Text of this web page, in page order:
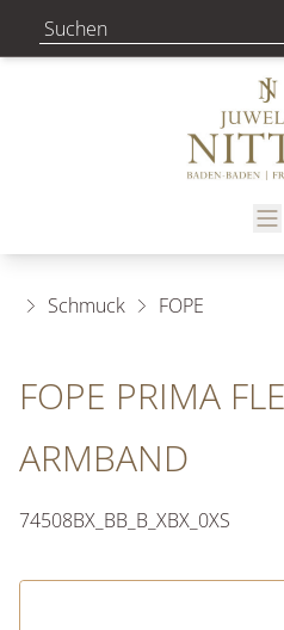
Schmuck FOPE
FOPE PRIMA
ARMBAND
74508BX_BB_B_XBX_0XS